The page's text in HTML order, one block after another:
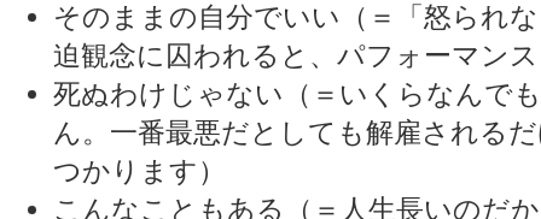
そのままの自分でいい（＝「怒られ
迫観念に囚われると、パフォーマン
死ぬわけじゃない（＝いくらなんで
ん。一番最悪だとしても解雇される
つかります）
こんなこともある（＝人生長いのだ